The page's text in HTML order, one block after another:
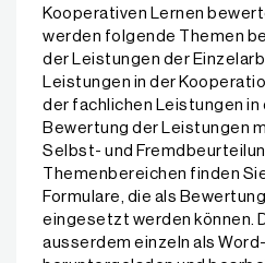
Kooperativen Lernen
werden folgende Themen
der Leistungen der
Leistungen in der
der fachlichen Leistungen in
Bewertung der Leistungen
Selbst- und
Themenbereichen finden
Formulare, die als
eingesetzt werden können.
ausserdem einzeln als